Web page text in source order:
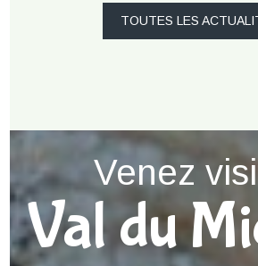
TOUTES LES
Venez
Val du